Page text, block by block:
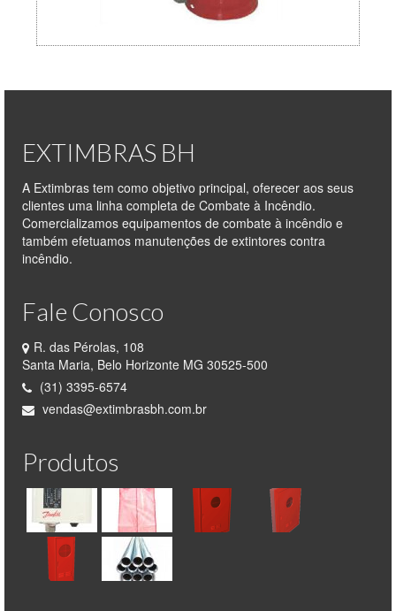
Classe K
Portáteis
Sobre-rodas
Portáteis
Sobre-rodas
Linha hidráulica
Adaptadores e chave stortz
Tampões e Tampas
Válvulas
Pressostato
EXTIMBRAS BH
A Extimbras tem como objetivo principal, oferecer aos seus
clientes uma linha completa de Combate à Incêndio.
Comercializamos equipamentos de combate à incêndio e
também efetuamos manutenções de extintores contra
incêndio.
Fale Conosco
R. das Pérolas, 108
Santa Maria, Belo Horizonte MG 30525-500
(31) 3395-6574
vendas@extimbrasbh.com.br
Produtos